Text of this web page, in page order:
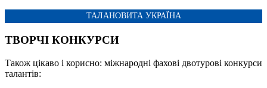
ТАЛАНОВИТА УКРАЇНА
ТВОРЧІ КОНКУРСИ
Також цікаво і корисно: міжнародні фахові двотурові конкурси
талантів: